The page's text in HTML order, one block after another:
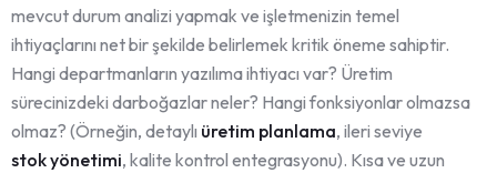
mevcut durum analizi yapmak ve işletmenizin temel
ihtiyaçlarını net bir şekilde belirlemek kritik öneme sahiptir.
Hangi departmanların yazılıma ihtiyacı var? Üretim
sürecinizdeki darboğazlar neler? Hangi fonksiyonlar olmazsa
olmaz? (Örneğin, detaylı üretim planlama, ileri seviye
stok yönetimi, kalite kontrol entegrasyonu). Kısa ve uzun